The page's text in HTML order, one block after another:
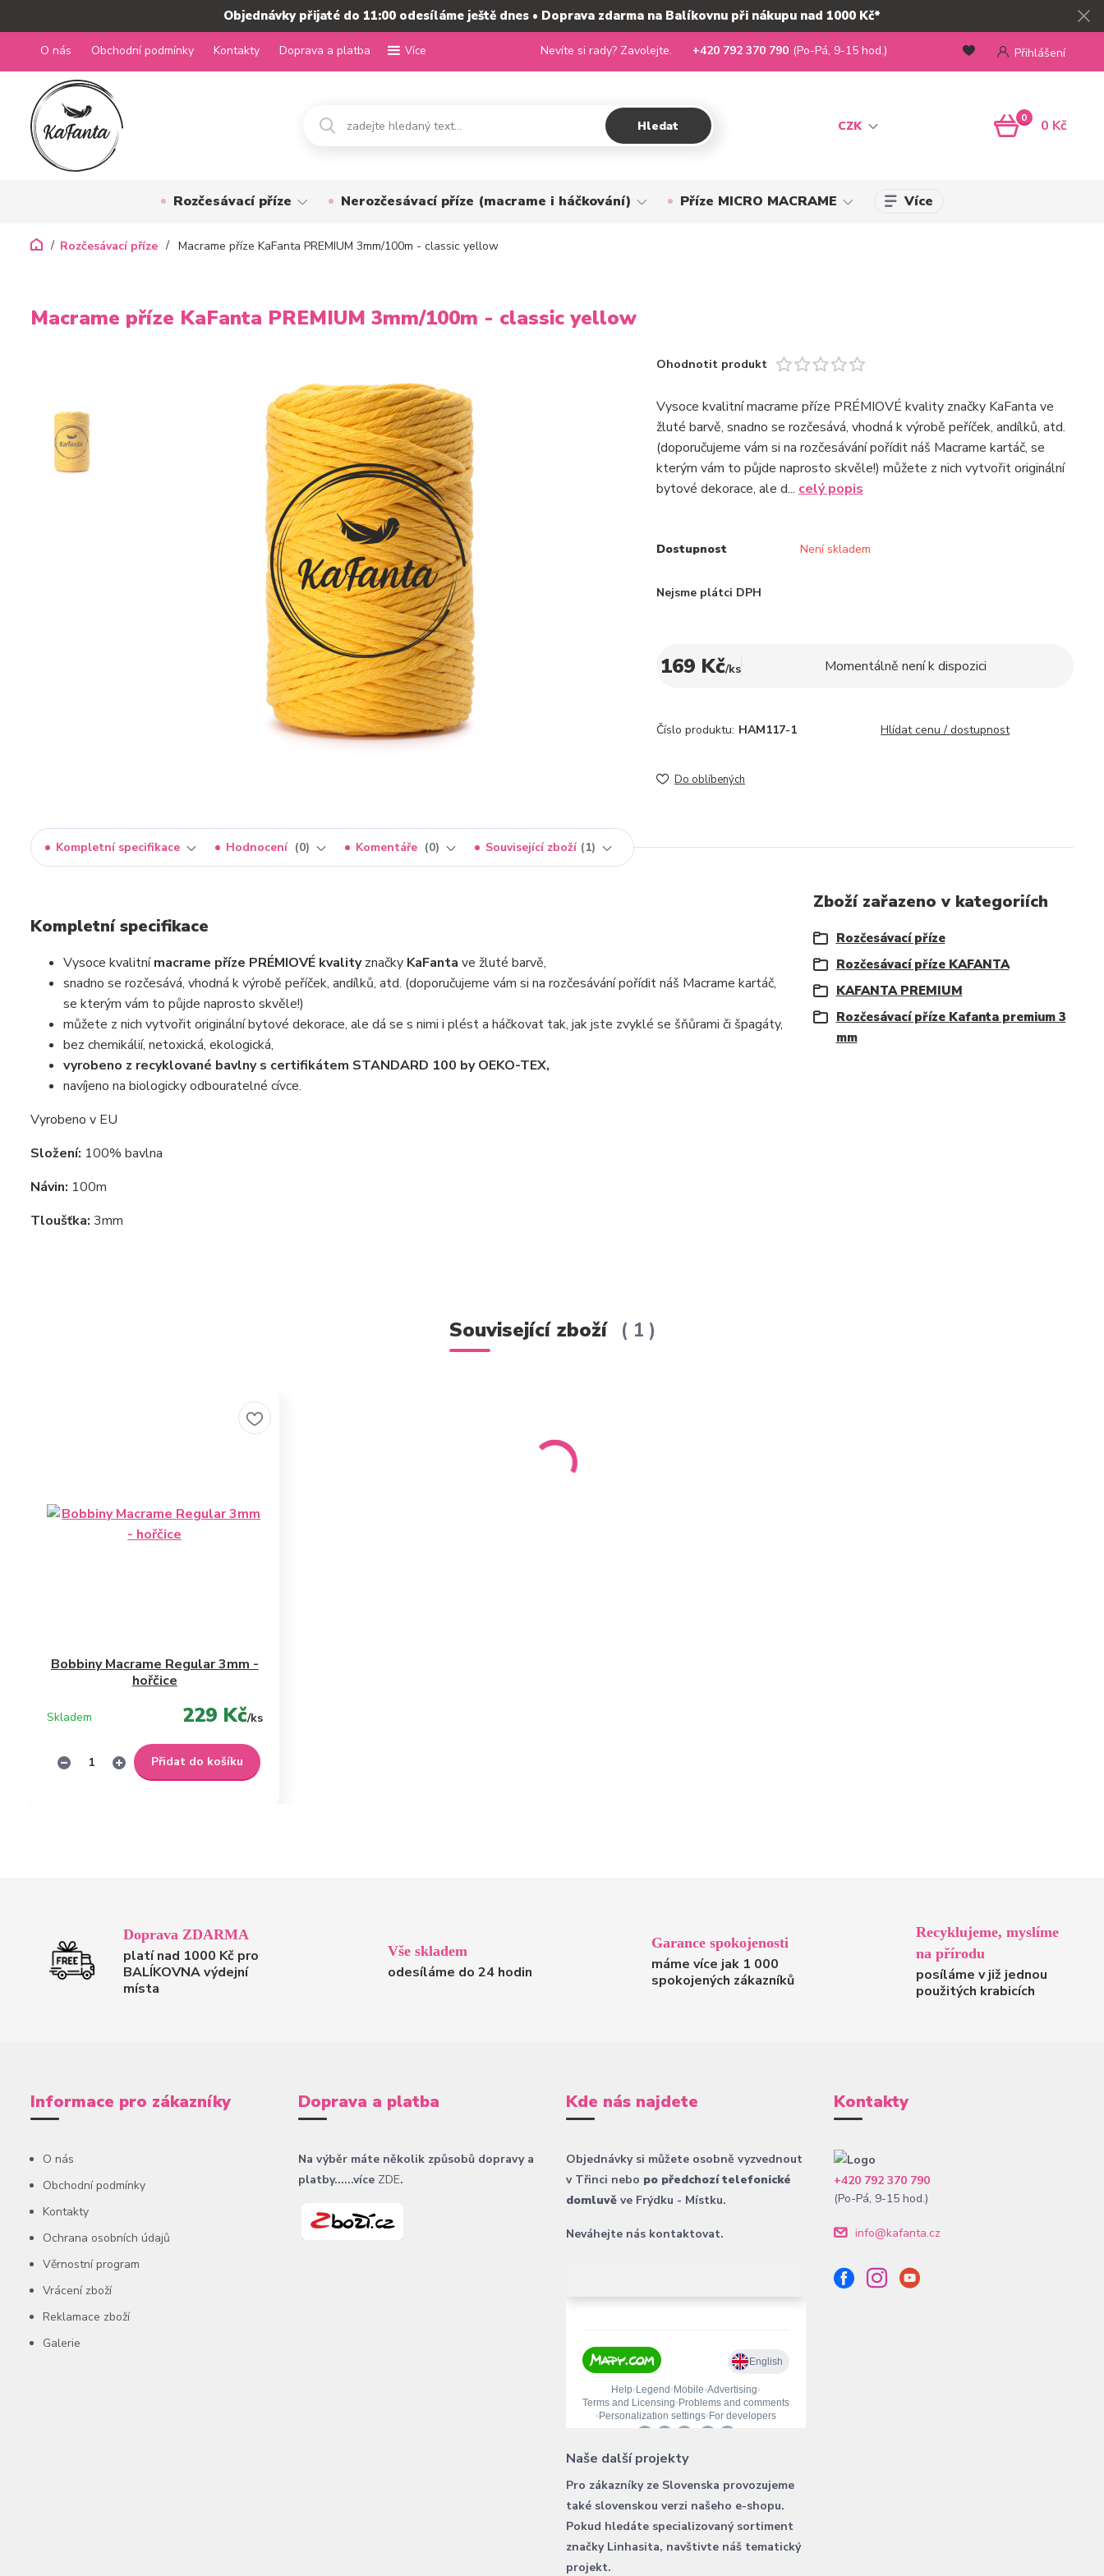
Objednávky přijaté do 11:00 odesíláme ještě dnes • Doprava zdarma na Balíkovnu při nákupu nad 1000 Kč*
O nás Obchodní podmínky Kontakty Doprava a platba Více
CZK
Přihlášení
Hledat
Nevíte si rady? Zavolejte. +420 792 370 790 (Po-Pá, 9-15 hod.)
0 0 Kč
Rozčesávací příze Nerozčesávací příze (macrame i háčkování) Příze MICRO MACRAME Více
Rozčesávací příze Macrame příze KaFanta PREMIUM 3mm/100m - classic yellow
Macrame příze KaFanta PREMIUM 3mm/100m - classic yellow
Ohodnotit produkt
Vysoce kvalitní macrame příze PRÉMIOVÉ kvality značky KaFanta ve
žluté barvě, snadno se rozčesává, vhodná k výrobě peříček, andílků, atd.
(doporučujeme vám si na rozčesávání pořídit náš Macrame kartáč, se
kterým vám to půjde naprosto skvěle!) můžete z nich vytvořit originální
bytové dekorace, ale d... celý popis
Dostupnost Není skladem
Nejsme plátci DPH
169 Kč/ks Momentálně není k dispozici
Číslo produktu: HAM117-1 Hlídat cenu / dostupnost
Do oblíbených
Kompletní specifikace Hodnocení 0 Komentáře 0 Související zboží 1
Kompletní specifikace
Vysoce kvalitnímacrame příze PRÉMIOVÉ kvalityznačky KaFanta ve žluté barvě,
snadno se rozčesává, vhodná k výrobě peříček, andílků, atd. (doporučujeme vám si na rozčesávání pořídit náš Macrame kartáč,
se kterým vám to půjde naprosto skvěle!)
můžete z nich vytvořit originální bytové dekorace, ale dá se s nimi i plést a háčkovat tak, jak jste zvyklé se šňůrami či špagáty,
bez chemikálií, netoxická, ekologická,
vyrobeno z recyklované bavlny s certifikátem STANDARD 100 by OEKO-TEX,
navíjeno na biologicky odbouratelné cívce.
Vyrobeno v EU
Složení: 100% bavlna
Návin: 100m
Tloušťka: 3mm
Zboží zařazeno v kategoriích
Rozčesávací příze
Rozčesávací příze KAFANTA
KAFANTA PREMIUM
Rozčesávací příze Kafanta premium 3
mm
Související zboží 1
Bobbiny Macrame Regular 3mm -
hořčice
229 Kč/ks
Skladem
Přidat do košíku
Doprava ZDARMA
platí nad 1000 Kč pro
BALÍKOVNA výdejní
místa
Vše skladem
odesíláme do 24 hodin
Garance spokojenosti
máme více jak 1 000
spokojených zákazníků
Recyklujeme, myslíme
na přírodu
posíláme v již jednou
použitých krabicích
Informace pro zákazníky
O nás
Obchodní podmínky
Kontakty
Ochrana osobních údajů
Věrnostní program
Vrácení zboží
Reklamace zboží
Galerie
Doprava a platba
Na výběr máte několik způsobů dopravy a
platby......více ZDE.
Kde nás najdete
Objednávky si můžete osobně vyzvednout
v Třinci nebo po předchozí telefonické
domluvě ve Frýdku - Místku.
Neváhejte nás kontaktovat.
Naše další projekty
Pro zákazníky ze Slovenska provozujeme
také slovenskou verzi našeho e-shopu.
Pokud hledáte specializovaný sortiment
značky Linhasita, navštivte náš tematický
projekt.
Kontakty
+420 792 370 790
(Po-Pá, 9-15 hod.)
info@kafanta.cz